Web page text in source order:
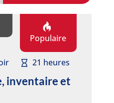
Populaire
21 heures
inventaire et